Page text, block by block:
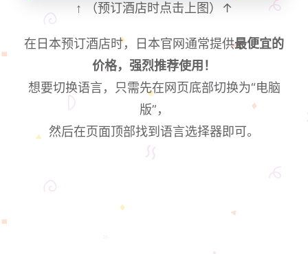
↑ （预订酒店时点击上图）↑
在日本预订酒店时，日本官网通常提供最便宜的
价格，强烈推荐使用！
想要切换语言，只需先在网页底部切换为“电脑
版”，
然后在页面顶部找到语言选择器即可。